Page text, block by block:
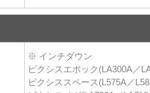
※ インチダウン
ピクシスエポック(LA300A／
ピクシススペース(L575A／